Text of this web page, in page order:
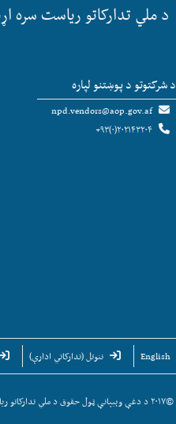
د ملي تدارکاتو ریاست سره
د شرکتوتو د پوښتنو لپاره
npd.vendors@aop.gov.af
۲۰۲۱۴۳۲۰۴(۰)۹۳+
English ننوتل (تدارکاتي ادارې)
©۲۰۱۷ د دغې وېبپانې ټول حقوق د ملي تدارکاتو ریاست سره خوندي دي.